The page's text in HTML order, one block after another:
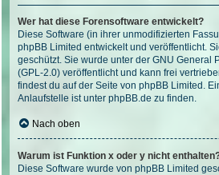
Wer hat diese Forensoftware entwickelt?
Diese Software (in ihrer unmodifizierten
phpBB Limited entwickelt und veröffentlicht.
geschützt. Sie wurde unter der GNU General
(GPL-2.0) veröffentlicht und kann frei
findest du auf der Seite von phpBB Limited .
Anlaufstelle ist unter phpBB.de zu finden.
Nach oben
Warum ist Funktion x oder y nicht
Diese Software wurde von phpBB Limited